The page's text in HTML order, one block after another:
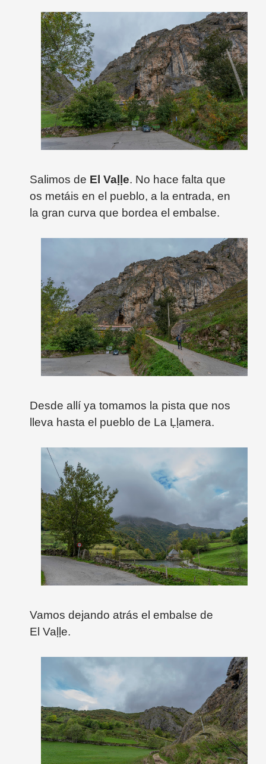
Salimos de El Va ḷe. No hace falta que
os metáis en el pueblo, a la entrada, en
la gran curva que bordea el embalse.
Desde allí ya tomamos la pista que nos
lleva hasta el pueblo de La Ḷḷamera.
Vamos dejando atrás el embalse de
El Va ḷe.